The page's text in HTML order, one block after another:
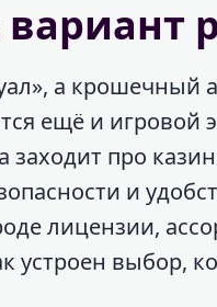
а крошечный
ещё и игровой
заходит про
и
лицензии,
устроен выбор,